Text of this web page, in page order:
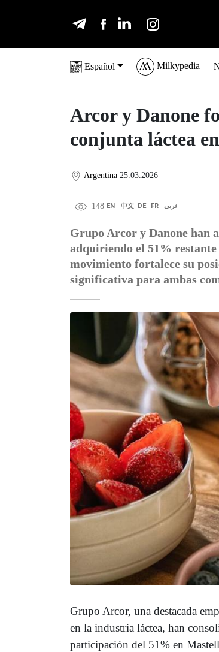
Español Milkypedia
Arcor y Danone
conjunta láctea
Argentina 25.03.2026
148 EN 中文 DE FR عربى
Grupo Arcor y Danone han
adquiriendo el 51%
movimiento fortalece su
significativa para ambas
Grupo Arcor, una destacada
en la industria láctea, han
participación del 51% en